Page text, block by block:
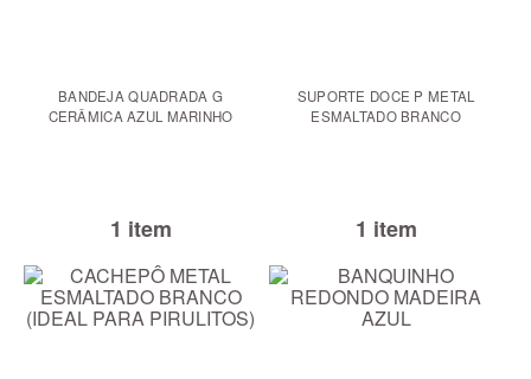
BANDEJA QUADRADA G
CERÂMICA AZUL MARINHO
1 item
SUPORTE DOCE P METAL
ESMALTADO BRANCO
1 item